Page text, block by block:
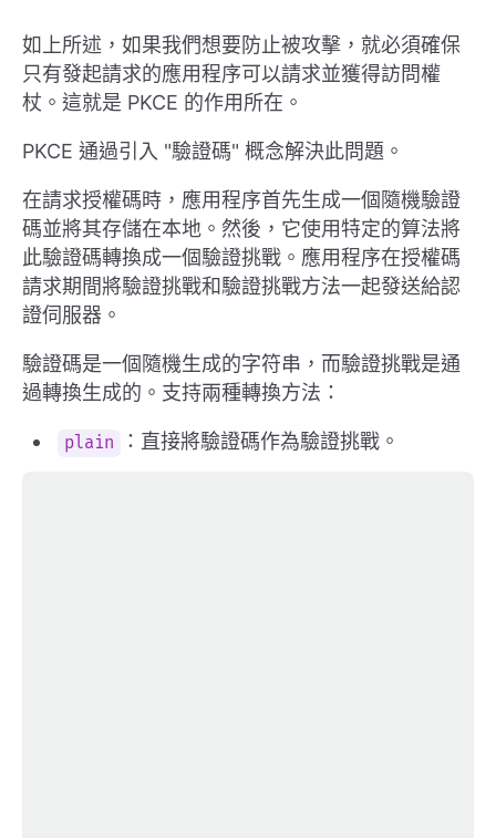
如上所述，如果我們想要防止被攻擊，就必須確保
只有發起請求的應用程序可以請求並獲得訪問權
杖。這就是 PKCE 的作用所在。
PKCE 通過引入 "驗證碼" 概念解決此問題。
在請求授權碼時，應用程序首先生成一個隨機驗證
碼並將其存儲在本地。然後，它使用特定的算法將
此驗證碼轉換成一個驗證挑戰。應用程序在授權碼
請求期間將驗證挑戰和驗證挑戰方法一起發送給認
證伺服器。
驗證碼是一個隨機生成的字符串，而驗證挑戰是通
過轉換生成的。支持兩種轉換方法：
plain ：直接將驗證碼作為驗證挑戰。